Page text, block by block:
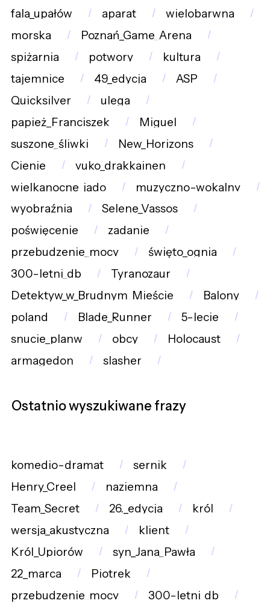
fala_upałów
aparat
wielobarwna
morska
Poznań_Game_Arena
spiżarnia
potwory
kultura
tajemnice
49_edycja
ASP
Quicksilver
ulega
papież_Franciszek
Miguel
suszone_śliwki
New_Horizons
Cienie
vuko_drakkainen
wielkanocne_jado
muzyczno-wokalny
wyobraźnia
Selene_Vassos
poświęcenie
zadanie
przebudzenie_mocy
święto_ognia
300-letni_db
Tyranozaur
Detektyw_w_Brudnym_Mieście
Balony
poland
Blade_Runner
5-lecie
snucie_planw
obcy
Holocaust
armagedon
slasher
Ostatnio wyszukiwane frazy
komedio-dramat
sernik
Henry_Creel
naziemna
Team_Secret
26._edycja
król
wersja_akustyczna
klient
Król_Upiorów
syn_Jana_Pawła
22_marca
Piotrek
przebudzenie_mocy
300-letni_db